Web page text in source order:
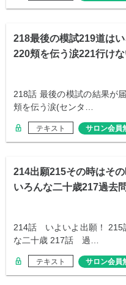
218最後の模試219道は
220頬を伝う涙221行け
218話 最後の模試の結果が
頬を伝う涙(センタ…
テキスト サロン会員
214出願215その時はそ
いろんな二十歳217過去
214話 いよいよ出願！
な二十歳 217話 過…
テキスト サロン会員